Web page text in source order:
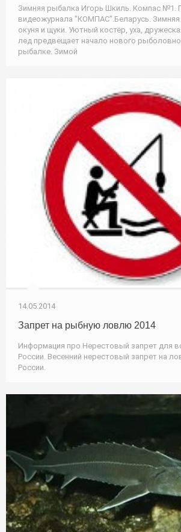
Зимняя рыбалка Игорь Шкиль. Компас №1.
видеожурнала "КОМПАС".Беларусь.
окуня и щуки. Уютный костёр, уха,
лед предвещает начало нового
рыбалке. Зимой
14.05.2014
Запрет на рыбную ловлю 2014
Информация про Нерестовый запрет для
России. Весенний нерестовый запрет на
России.